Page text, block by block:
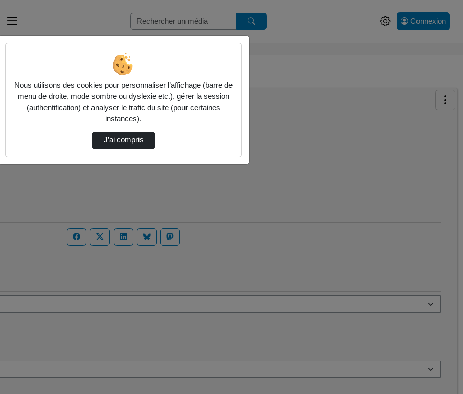
Connexion
Nous utilisons des cookies pour personnaliser l’affichage (barre de
menu de droite, mode sombre ou dyslexie etc.), gérer la session
(authentification) et analyser le trafic du site (pour certaines
instances).
J’ai compris